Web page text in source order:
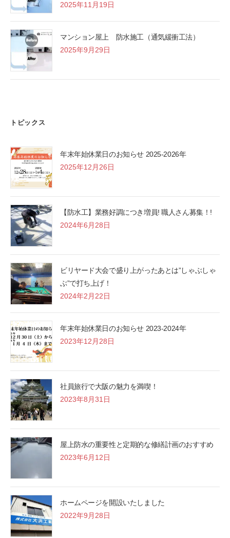
2025年11月19日
マンション屋上 防水施工（通気緩衝工法）
2025年9月29日
トピックス
年末年始休業日のお知らせ 2025-2026年
2025年12月26日
【防水工】業務好調につき増員! 職人さん募集！!
2024年6月28日
ビリヤード大会で盛り上がったあとは”しゃぶしゃ
ぶ”で打ち上げ！
2024年2月22日
年末年始休業日のお知らせ 2023-2024年
2023年12月28日
社員旅行で大阪の魅力を満喫！
2023年8月31日
屋上防水の重要性と定期的な修繕計画のおすすめ
2023年6月12日
ホームページを開設いたしました
2022年9月28日